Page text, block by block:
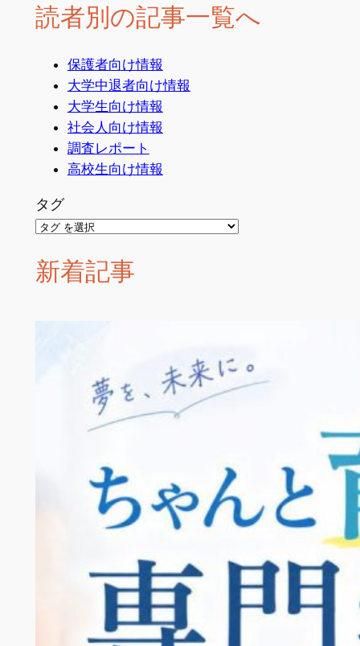
読者別の記事一覧へ
保護者向け情報
大学中退者向け情報
大学生向け情報
社会人向け情報
調査レポート
高校生向け情報
タグ
新着記事